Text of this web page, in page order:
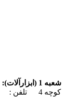
شعبه 1 (ابزارآلات):
کوچه 4 تلفن :